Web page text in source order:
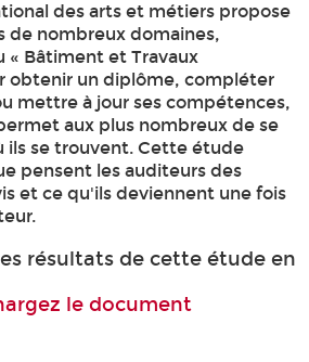
des arts et métiers propose
de nombreux domaines,
Bâtiment et Travaux
obtenir un diplôme, compléter
mettre à jour ses compétences,
aux plus nombreux de se
ils se trouvent. Cette étude
pensent les auditeurs des
et ce qu'ils deviennent une fois
résultats de cette étude en
le document